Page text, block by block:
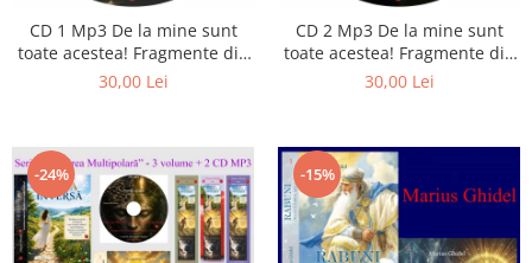
Literatura
Psihologie
Stiinta
CD 1 Mp3 De la mine sunt
toate acestea! Fragmente din
cărțile lui Marius Ghidel
30,00 Lei
CD 2 Mp3 De la mine sunt
toate acestea! Fragmente din
cărțile lui Marius Ghidel
30,00 Lei
-24% -15%